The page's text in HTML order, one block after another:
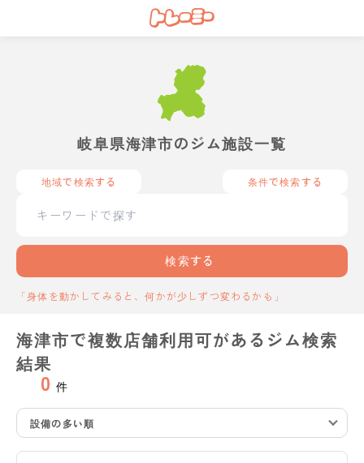
岐阜県海津市のジム施設一覧
地域で検索する 条件で検索する
検索する
「身体を動かしてみると、何かが少しずつ変わるかも」
海津市で複数店舗利用可があるジム検索
結果
0 件
設備の多い順